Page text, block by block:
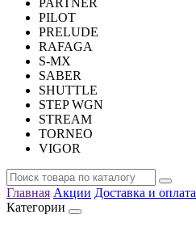
PARTNER
PILOT
PRELUDE
RAFAGA
S-MX
SABER
SHUTTLE
STEP WGN
STREAM
TORNEO
VIGOR
Главная Акции Доставка и оплата
Категории